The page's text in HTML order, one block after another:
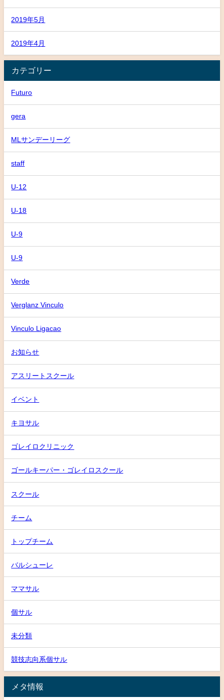
2019年5月
2019年4月
カテゴリー
Futuro
gera
MLサンデーリーグ
staff
U-12
U-18
U-9
U-9
Verde
Verglanz Vinculo
Vinculo Ligacao
お知らせ
アスリートスクール
イベント
キヨサル
ゴレイロクリニック
ゴールキーパー・ゴレイロスクール
スクール
チーム
トップチーム
バルシューレ
ママサル
個サル
未分類
競技志向系個サル
メタ情報